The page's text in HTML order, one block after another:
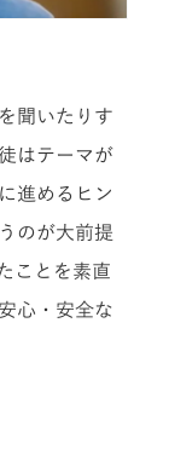
聞いたりす
はテーマが
進めるヒン
のが大前提
ことを素直
心・安全な